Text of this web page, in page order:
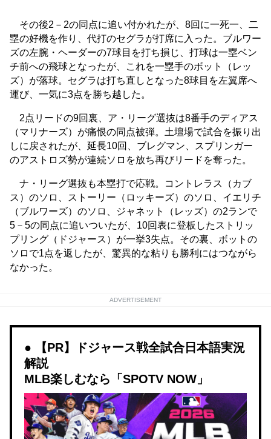
その後2－2の同点に追い付かれたが、8回に一死一、二
塁の好機を作り、代打のセグラが打席に入った。ブルワー
ズの左腕・ヘーダーの7球目を打ち損じ、打球は一塁ベン
チ前への飛球となったが、これを一塁手のボット（レッ
ズ）が落球。セグラは打ち直しとなった8球目を左翼席へ
運び、一気に3点を勝ち越した。
2点リードの9回裏、ア・リーグ選抜は8番手のディアス
（マリナーズ）が痛恨の同点被弾。土壇場で試合を振り出
しに戻されたが、延長10回、ブレグマン、スプリンガー
のアストロズ勢が連続ソロを放ち再びリードを奪った。
ナ・リーグ選抜も本塁打で応戦。コントレラス（カブ
ス）のソロ、ストーリー（ロッキーズ）のソロ、イエリチ
（ブルワーズ）のソロ、ジャネット（レッズ）の2ランで
5－5の同点に追いついたが、10回表に登板したストリッ
プリング（ドジャース）が一挙3失点。その裏、ボットの
ソロで1点を返したが、驚異的な粘りも勝利にはつながら
なかった。
ADVERTISEMENT
【PR】ドジャース戦全試合日本語実況
解説
MLB楽しむなら「SPOTV NOW」